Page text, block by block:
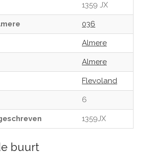
1359 JX
036
Almere
Almere
Flevoland
6
1359JX
buurt